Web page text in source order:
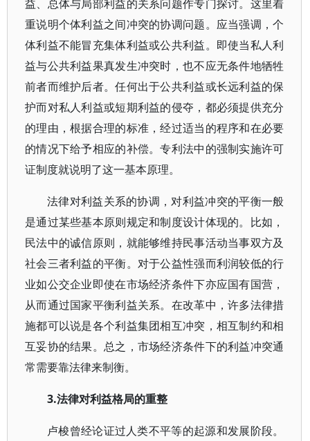
益、总体与局部利益的关系问题作专门探讨。这里着
重说明个体利益之间冲突的协调问题。应当强调，个
体利益不能冒充集体利益或公共利益。即使当私人利
益与公共利益果真发生冲突时，也不应无条件地牺牲
前者而维护后者。任何出于公共利益或长远利益的保
护而对私人利益或短期利益的侵夺，都必须提供充分
的理由，根据合理的标准，经过适当的程序和在必要
的情况下给予相应的补偿。专利法中的强制实施许可
证制度就说明了这一基本原理。
法律对利益关系的协调，对利益冲突的平衡一般
是通过某些基本原则规定和制度设计体现的。比如，
民法中的诚信原则，就能够维持民事活动当事双方及
社会三者利益的平衡。对于公益性强而利润较低的行
业如公交企业即使在市场经济条件下亦应国有国营，
从而通过国家平衡利益关系。在改革中，许多法律措
施都可以说是各个利益集团相互冲突，相互制约和相
互妥协的结果。总之，市场经济条件下的利益冲突通
常需要靠法律来制衡。
3.法律对利益格局的重整
卢梭曾经论证过人类不平等的起源和发展阶段。